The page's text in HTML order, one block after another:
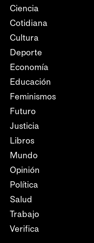
Ciencia
Cotidiana
Cultura
Deporte
Economía
Educación
Feminismos
Futuro
Justicia
Libros
Mundo
Opinión
Política
Salud
Trabajo
Verifica